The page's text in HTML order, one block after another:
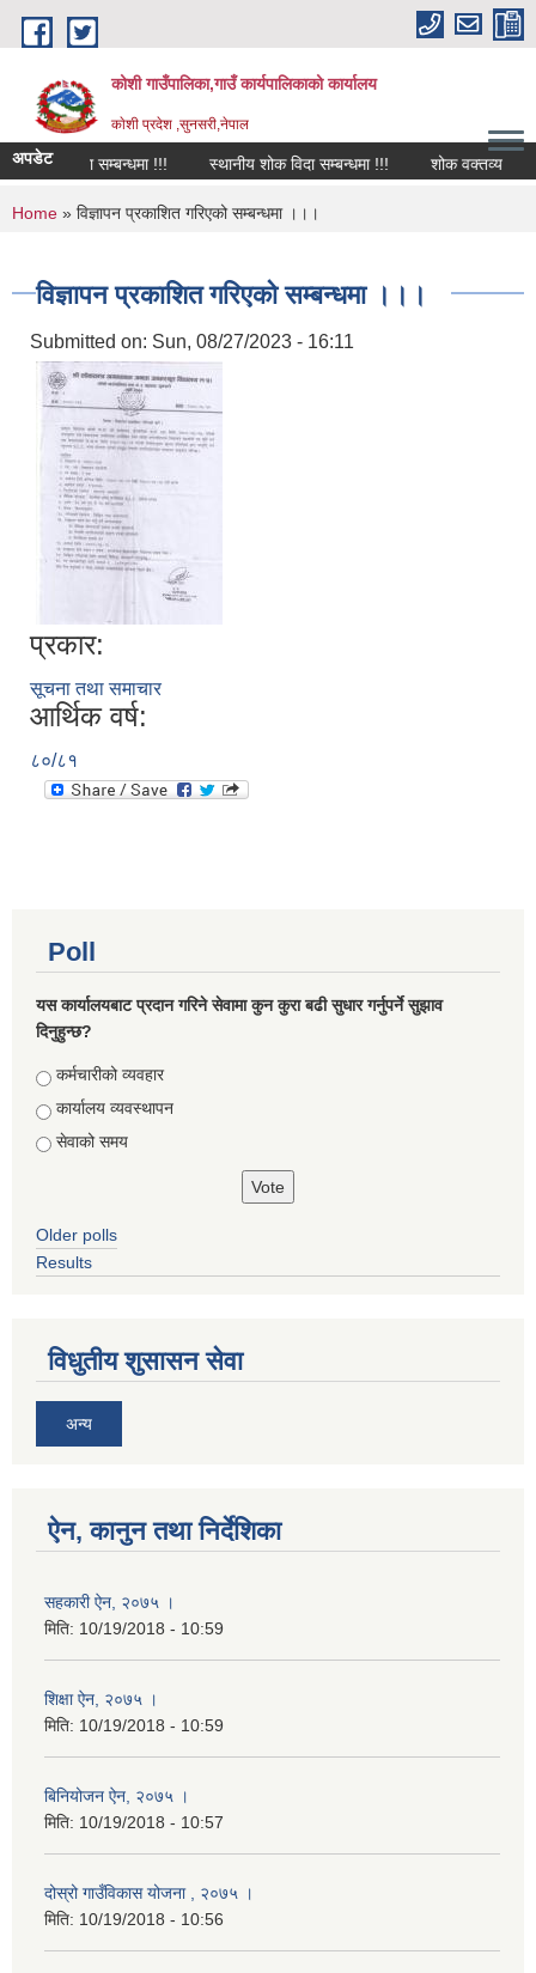
Skip to main content
कोशी गाउँपालिका,गाउँ कार्यपालिकाको कार्यालय
काेशी प्रदेश ,सुनसरी,नेपाल
अपडेट
शोक विदा सम्बन्धमा !!! स्थानीय शोक विदा सम्बन्धमा !!! शोक वक्तव्य
You are here
Home » विज्ञापन प्रकाशित गरिएको सम्बन्धमा ।।।
विज्ञापन प्रकाशित गरिएको सम्बन्धमा ।।।
Submitted on: Sun, 08/27/2023 - 16:11
प्रकार:
सूचना तथा समाचार
आर्थिक वर्ष:
८०/८१
Poll
यस कार्यालयबाट प्रदान गरिने सेवामा कुन कुरा बढी सुधार गर्नुपर्ने सुझाव
दिनुहुन्छ?
Choices
कर्मचारीको व्यवहार
कार्यालय व्यवस्थापन
सेवाको समय
Older polls
Results
विधुतीय शुसासन सेवा
अन्य
ऐन, कानुन तथा निर्देशिका
सहकारी ऐन, २०७५ ।
मिति: 10/19/2018 - 10:59
शिक्षा ऐन, २०७५ ।
मिति: 10/19/2018 - 10:59
बिनियोजन ऐन, २०७५ ।
मिति: 10/19/2018 - 10:57
दोस्रो गाउँविकास योजना , २०७५ ।
मिति: 10/19/2018 - 10:56